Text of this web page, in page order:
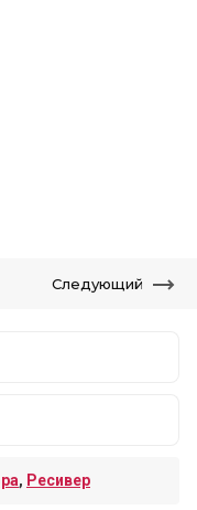
Следующий
, Ресивер